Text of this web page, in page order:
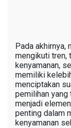
Pada akhirnya,
mengikuti tren,
kenyamanan,
memiliki
menciptakan
pemilihan yang
menjadi
penting dalam
kenyamanan